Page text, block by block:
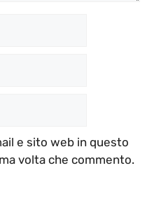
e sito web in questo
volta che commento.